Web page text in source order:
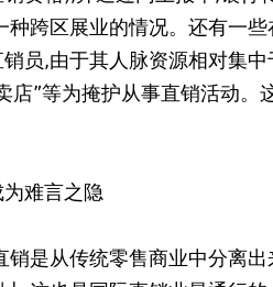
种跨区展业的情况。还有一
员,由于其人脉资源相对集
店”等为掩护从事直销活动。
难言之隐
销是从传统零售商业中分离